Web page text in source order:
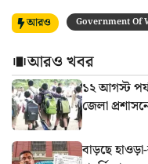
আরও Government Of
আরও খবর
১২ আগস্ট
জেলা
বাড়ছে